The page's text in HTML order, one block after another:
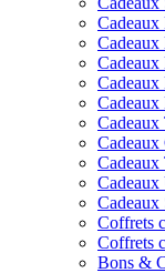
Cadeaux
Cadeaux
Cadeaux
Cadeaux
Cadeaux
Cadeaux
Cadeaux
Cadeaux
Coffrets
Coffrets
Bons &